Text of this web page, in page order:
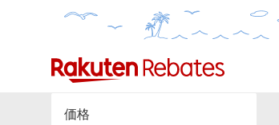
カテゴリー一覧 イベ
価格